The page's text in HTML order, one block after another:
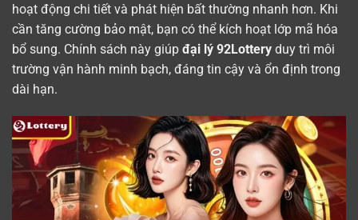
hoạt động chi tiết và phát hiện bất thường nhanh hơn. Khi
cần tăng cường bảo mật, bạn có thể kích hoạt lớp mã hóa
bổ sung. Chính sách này giúp đại lý 92Lottery duy trì môi
trường vận hành minh bạch, đáng tin cậy và ổn định trong
dài hạn.